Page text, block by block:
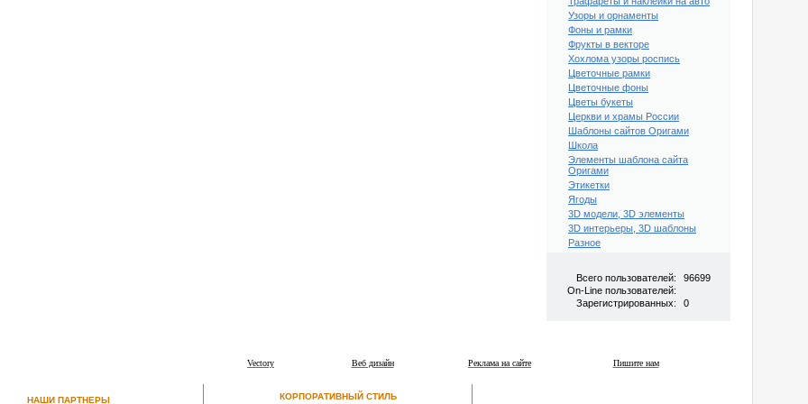
Узоры и орнаменты
Фоны и рамки
Фрукты в векторе
Хохлома узоры роспись
Цветочные рамки
Цветочные фоны
Цветы букеты
Церкви и храмы России
Шаблоны сайтов Оригами
Школа
Элементы шаблона сайта
Оригами
Этикетки
Ягоды
3D модели, 3D элементы
3D интерьеры, 3D шаблоны
Разное
Всего пользователей:
96699
On-Line пользователей:
Зарегистрированных:
0
Пишите нам
Реклама на сайте
Веб дизайн
Vectory
НАШИ ПАРТНЕРЫ КОРПОРАТИВНЫЙ СТИЛЬ